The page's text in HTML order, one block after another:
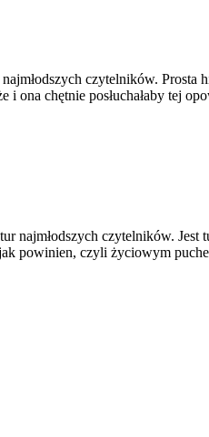
czytelników.
ona chętnie posłuchałaby tej
najmłodszych czytelników.
powinien, czyli życiowym